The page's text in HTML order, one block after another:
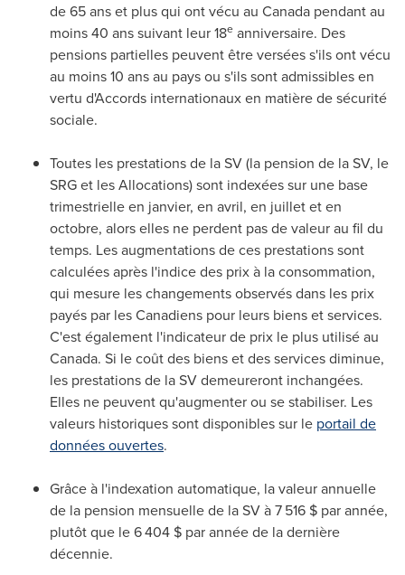
de 65 ans et plus qui ont vécu au Canada pendant au
moins 40 ans suivant leur 18e anniversaire. Des
pensions partielles peuvent être versées s'ils ont vécu
au moins 10 ans au pays ou s'ils sont admissibles en
vertu d'Accords internationaux en matière de sécurité
sociale.
Toutes les prestations de la SV (la pension de la SV, le
SRG et les Allocations) sont indexées sur une base
trimestrielle en janvier, en avril, en juillet et en
octobre, alors elles ne perdent pas de valeur au fil du
temps. Les augmentations de ces prestations sont
calculées après l'indice des prix à la consommation,
qui mesure les changements observés dans les prix
payés par les Canadiens pour leurs biens et services.
C'est également l'indicateur de prix le plus utilisé au
Canada. Si le coût des biens et des services diminue,
les prestations de la SV demeureront inchangées.
Elles ne peuvent qu'augmenter ou se stabiliser. Les
valeurs historiques sont disponibles sur le portail de
données ouvertes.
Grâce à l'indexation automatique, la valeur annuelle
de la pension mensuelle de la SV à 7 516 $ par année,
plutôt que le 6 404 $ par année de la dernière
décennie.